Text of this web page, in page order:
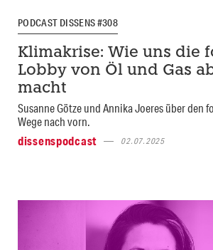
PODCAST DISSENS #308
Klimakrise: Wie uns die
Lobby von Öl und Gas
macht
Susanne Götze und Annika Joeres über den
Wege nach vorn.
dissenspodcast
02.07.2025